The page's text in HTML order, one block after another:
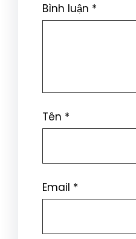
Bình luận *
Tên *
Email *